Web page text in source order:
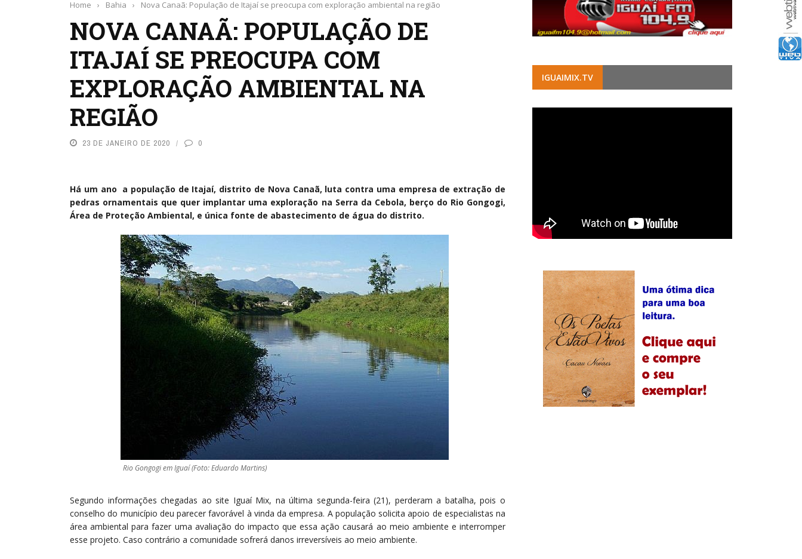
Home › Bahia › Nova Canaã: População de Itajaí se preocupa com exploração ambiental na região
NOVA CANAÃ: POPULAÇÃO DE
ITAJAÍ SE PREOCUPA COM
EXPLORAÇÃO AMBIENTAL NA
REGIÃO
23 DE JANEIRO DE 2020 0
Há um ano a população de Itajaí, distrito de Nova Canaã, luta contra uma empresa de extração de
pedras ornamentais que quer implantar uma exploração na Serra da Cebola, berço do Rio Gongogi,
Área de Proteção Ambiental, e única fonte de abastecimento de água do distrito.
Rio Gongogi em Iguaí (Foto: Eduardo Martins)
Segundo informações chegadas ao site Iguaí Mix, na última segunda-feira (21), perderam a batalha, pois o
conselho do município deu parecer favorável à vinda da empresa. A população solicita apoio de especialistas na
área ambiental para fazer uma avaliação do impacto que essa ação causará ao meio ambiente e interromper
esse projeto. Caso contrário a comunidade sofrerá danos irreversíveis ao meio ambiente.
IGUAIMIX.TV